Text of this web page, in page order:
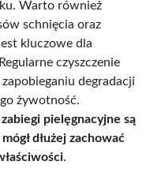
Warto również
schnięcia oraz
kluczowe dla
czyszczenie
degradacji
żywotność.
pielęgnacyjne są
dłużej zachować
.